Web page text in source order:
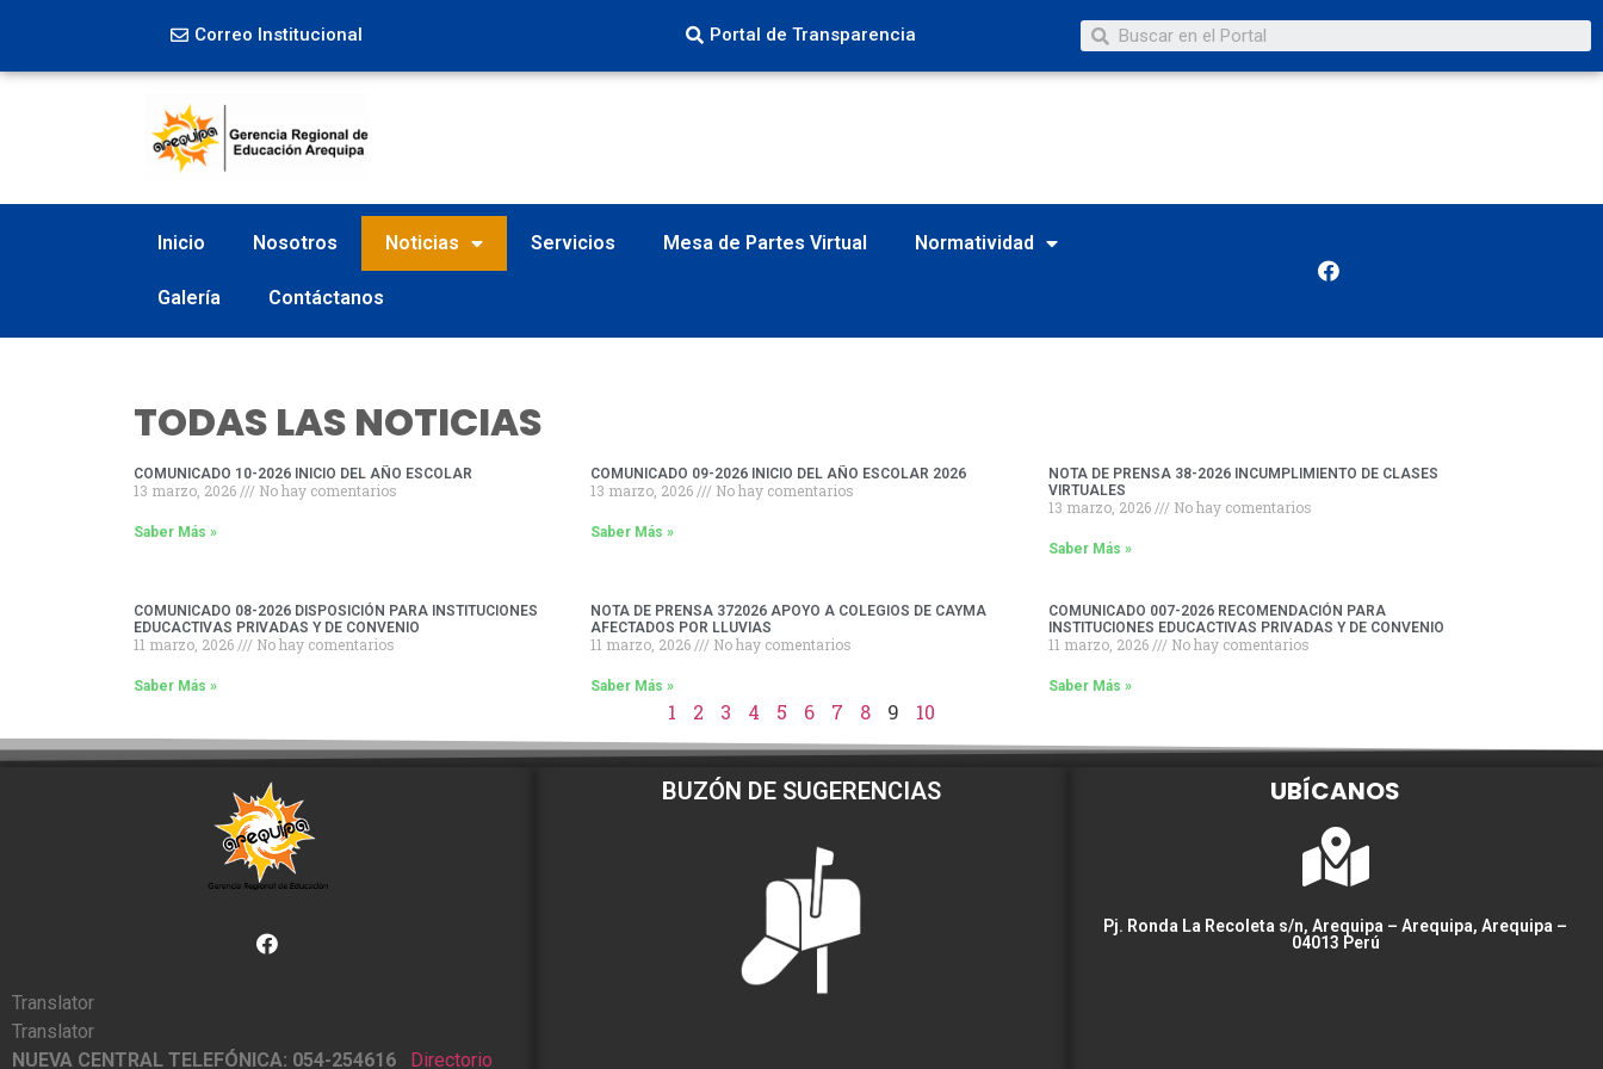
Correo Institucional Portal de Transparencia
Inicio Nosotros Noticias Servicios Mesa de Partes Virtual Normatividad
Galería Contáctanos
TODAS LAS NOTICIAS
COMUNICADO 10-2026 INICIO DEL AÑO ESCOLAR
13 marzo, 2026 No hay comentarios
Saber Más »
COMUNICADO 09-2026 INICIO DEL AÑO ESCOLAR 2026
13 marzo, 2026 No hay comentarios
Saber Más »
NOTA DE PRENSA 38-2026 INCUMPLIMIENTO DE CLASES
VIRTUALES
13 marzo, 2026 No hay comentarios
Saber Más »
COMUNICADO 08-2026 DISPOSICIÓN PARA INSTITUCIONES
EDUCACTIVAS PRIVADAS Y DE CONVENIO
11 marzo, 2026 No hay comentarios
Saber Más »
NOTA DE PRENSA 372026 APOYO A COLEGIOS DE CAYMA
AFECTADOS POR LLUVIAS
11 marzo, 2026 No hay comentarios
Saber Más »
COMUNICADO 007-2026 RECOMENDACIÓN PARA
INSTITUCIONES EDUCACTIVAS PRIVADAS Y DE CONVENIO
11 marzo, 2026 No hay comentarios
Saber Más »
1 2 3 4 5 6 7 8 9 10
Translator
Translator
NUEVA CENTRAL TELEFÓNICA: 054-254616
Directorio
BUZÓN DE SUGERENCIAS UBÍCANOS
Pj. Ronda La Recoleta s/n, Arequipa – Arequipa, Arequipa –
04013 Perú